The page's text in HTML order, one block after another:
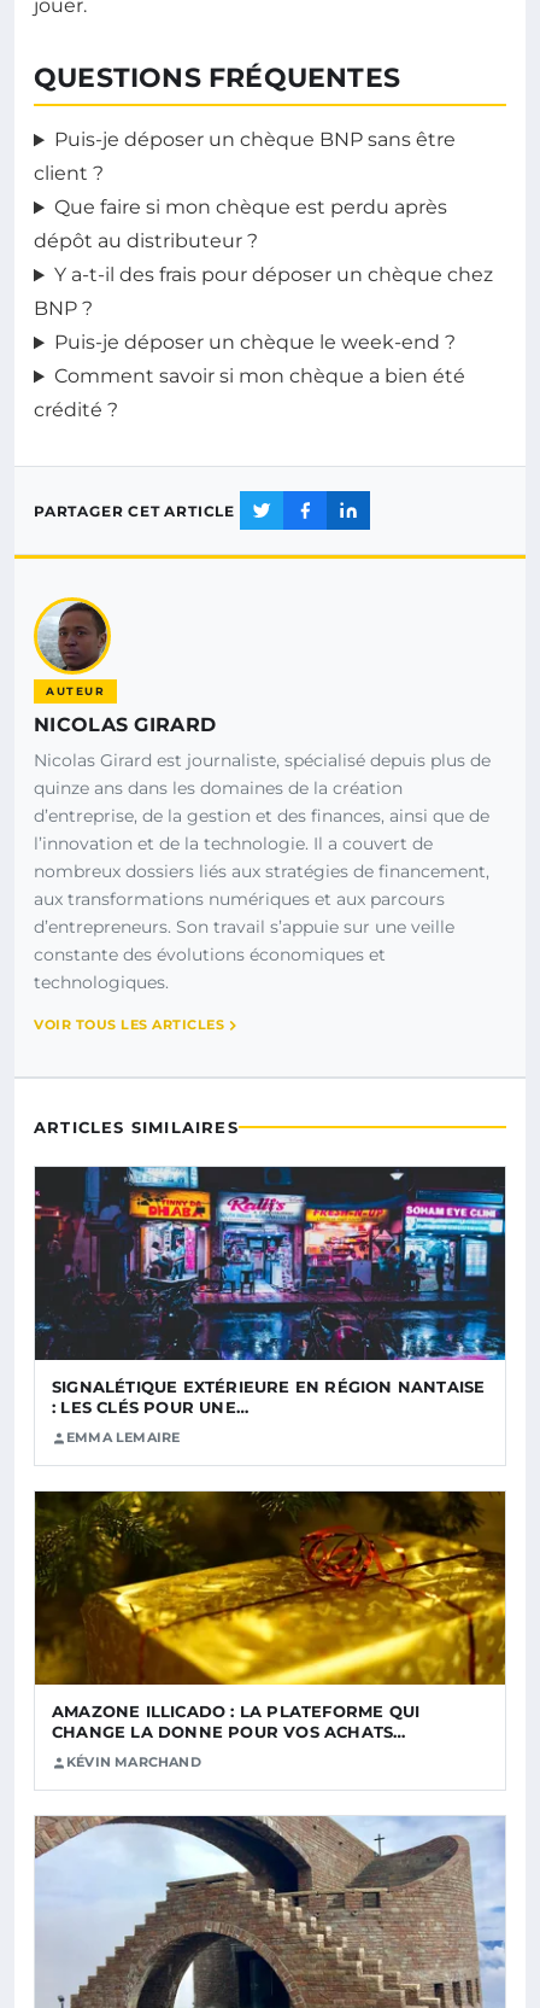
jouer.
QUESTIONS FRÉQUENTES
Puis-je déposer un chèque BNP sans être
client ?
Que faire si mon chèque est perdu après
dépôt au distributeur ?
Y a-t-il des frais pour déposer un chèque chez
BNP ?
Puis-je déposer un chèque le week-end ?
Comment savoir si mon chèque a bien été
crédité ?
PARTAGER CET ARTICLE
AUTEUR
NICOLAS GIRARD
Nicolas Girard est journaliste, spécialisé depuis plus de
quinze ans dans les domaines de la création
d’entreprise, de la gestion et des finances, ainsi que de
l’innovation et de la technologie. Il a couvert de
nombreux dossiers liés aux stratégies de financement,
aux transformations numériques et aux parcours
d’entrepreneurs. Son travail s’appuie sur une veille
constante des évolutions économiques et
technologiques.
VOIR TOUS LES ARTICLES
ARTICLES SIMILAIRES
SIGNALÉTIQUE EXTÉRIEURE EN RÉGION NANTAISE
: LES CLÉS POUR UNE…
EMMA LEMAIRE
AMAZONE ILLICADO : LA PLATEFORME QUI
CHANGE LA DONNE POUR VOS ACHATS…
KÉVIN MARCHAND